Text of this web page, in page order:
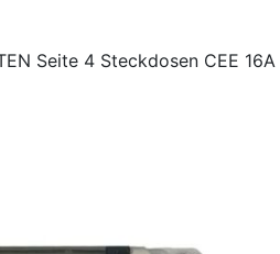
Seite 4 Steckdosen CEE 16A